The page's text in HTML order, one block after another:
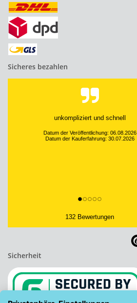
Sicheres bezahlen
unkompliziert und schnell
Datum der Veröffentlichung: 06.08.2026
Datum der Kauferfahrung: 30.07.2026
132 Bewertungen
Sicherheit